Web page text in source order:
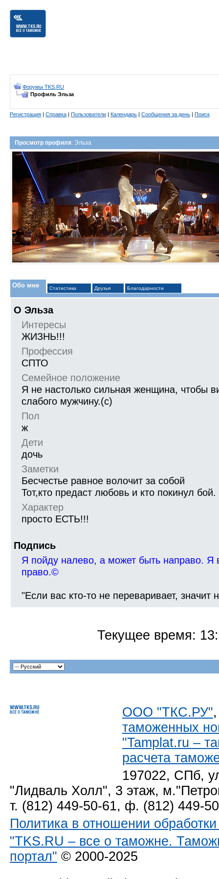
Форумы TKS.RU
Профиль Эльза
Регистрация | Справка | Пользователи | Календарь | Сообщения за день | Поиск
Просмотр профиля: Эльза
Обо мне Статистика Друзья Благодарности
О Эльза
Интересы
ЖИЗНЬ!!!
Профессия
СПТО
Семейное положение
Я не настолько сильная женщина, чтобы
слабого мужчину.(с)
Пол
ж
Дети
дочь
Заметки
Бесчестье равное волочит за собой
Тот,кто предаст любовь и кто покинул
Характер
просто ЕСТЬ!!!
Подпись
Я пойду налево, а может быть направо. Я
право.©
"Если вас кто-то не переваривает, значит
Текущее время:
ООО "ТКС.РУ"
таможенных
"Tamplat.ru –
расчета
197022, СПб,
"Лидваль Холл", 3 этаж,
т. (812) 449-50-61, ф. (812) 449-
Политика в отношении
"TKS.RU – все о таможне.
портал" © 2000-2025